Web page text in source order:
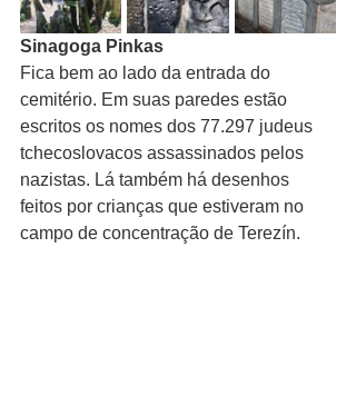
Sinagoga Pinkas
Fica bem ao lado da entrada do
cemitério. Em suas paredes estão
escritos os nomes dos 77.297 judeus
tchecoslovacos assassinados pelos
nazistas. Lá também há desenhos
feitos por crianças que estiveram no
campo de concentração de Terezín.